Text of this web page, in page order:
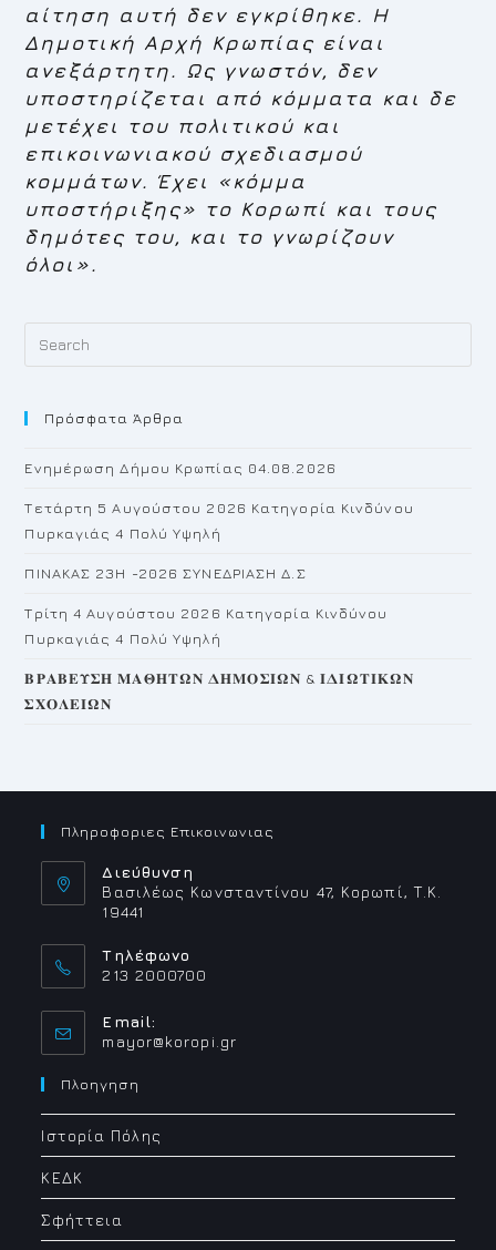
αίτηση αυτή δεν εγκρίθηκε. Η
Δημοτική Αρχή Κρωπίας είναι
ανεξάρτητη. Ως γνωστόν, δεν
υποστηρίζεται από κόμματα και δε
μετέχει του πολιτικού και
επικοινωνιακού σχεδιασμού
κομμάτων. Έχει «κόμμα
υποστήριξης» το Κορωπί και τους
δημότες του, και το γνωρίζουν
όλοι ».
Πρόσφατα Άρθρα
Ενημέρωση Δήμου Κρωπίας 04.08.2026
Τετάρτη 5 Αυγούστου 2026 Κατηγορία Κινδύνου
Πυρκαγιάς 4 Πολύ Υψηλή
ΠΙΝΑΚΑΣ 23H -2026 ΣΥΝΕΔΡΙΑΣΗ Δ.Σ
Τρίτη 4 Αυγούστου 2026 Κατηγορία Κινδύνου
Πυρκαγιάς 4 Πολύ Υψηλή
𝚩𝚸𝚨𝚩𝚬𝚼𝚺𝚮 𝚳𝚨𝚯𝚮𝚻𝛀𝚴 𝚫𝚮𝚳𝚶𝚺𝚰𝛀𝚴 & 𝚰𝚫𝚰𝛀𝚻𝚰𝚱𝛀𝚴
𝚺𝚾𝚶𝚲𝚬𝚰𝛀𝚴
Πληροφοριες Επικοινωνιας
Διεύθυνση
Βασιλέως Κωνσταντίνου 47, Κορωπί, Τ.Κ.
19441
Τηλέφωνο
213 2000700
Email:
mayor@koropi.grOpens
Πλοηγηση
Ιστορία Πόλης
ΚΕΔΚ
Σφήττεια